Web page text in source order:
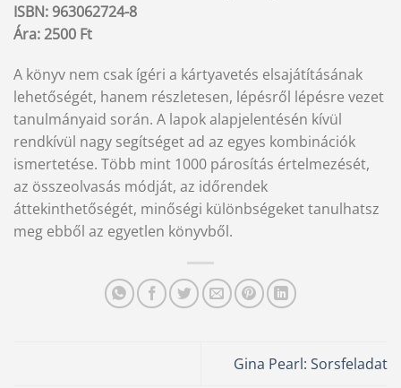
ISBN: 963062724-8
Ára: 2500 Ft
A könyv nem csak ígéri a kártyavetés elsajátításának
lehetőségét, hanem részletesen, lépésről lépésre vezet
tanulmányaid során. A lapok alapjelentésén kívül
rendkívül nagy segítséget ad az egyes kombinációk
ismertetése. Több mint 1000 párosítás értelmezését,
az összeolvasás módját, az időrendek
áttekinthetőségét, minőségi különbségeket tanulhatsz
meg ebből az egyetlen könyvből.
Gina Pearl: Sorsfeladat